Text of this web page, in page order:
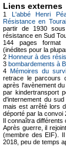
Liens externes
1 L'abbé Henri
Résistance en
partir de 1930
résistance en Sud
144 pages format
(inédites pour la
2 Honneur à des
3 bombardements à
4 Mémoires du
retrace le parcours
après l'avènement
par kindertransport
d'internement du
mais est arrêté lors
déporté par la convoi
Il connaîtra différents
Après guerre, il
(membre des EIF).
2018, peu de temps